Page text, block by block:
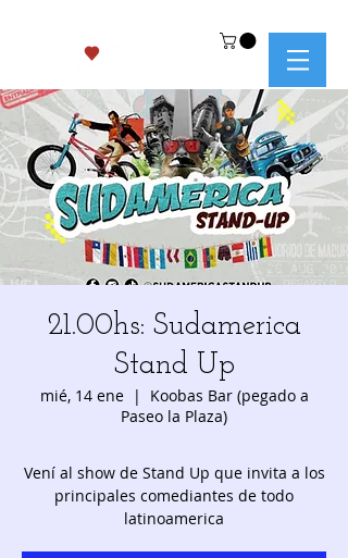
21.00hs: Sudamerica
Stand Up
mié, 14 ene
  |
Koobas Bar (pegado a
Paseo la Plaza)
Vení al show de Stand Up que invita a los
principales comediantes de todo
latinoamerica